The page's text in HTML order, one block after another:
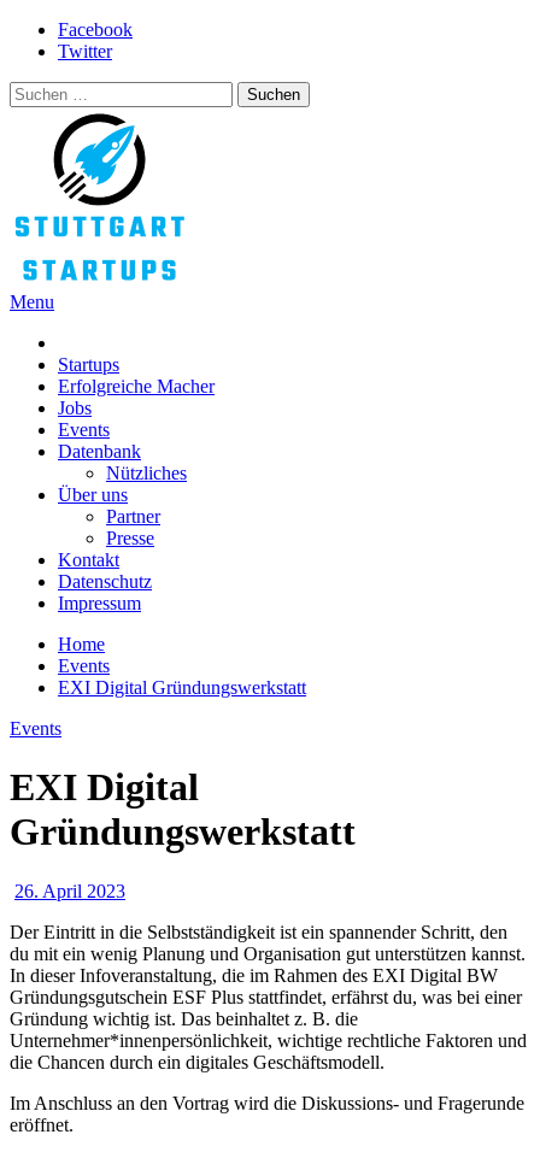
Skip
Facebook
Twitter
Suchen
nach:
Württemberg
Menu
Startups
Erfolgreiche Macher
Jobs
Events
Datenbank
Nützliches
Über uns
Partner
Presse
Kontakt
Datenschutz
Impressum
Home
Events
EXI Digital Gründungswerkstatt
Events
EXI Digital
Gründungswerkstatt
26. April 2023
Der Eintritt in die Selbstständigkeit ist ein spannender Schritt, den
du mit ein wenig Planung und Organisation gut unterstützen kannst.
In dieser Infoveranstaltung, die im Rahmen des EXI Digital BW
Gründungsgutschein ESF Plus stattfindet, erfährst du, was bei einer
Gründung wichtig ist. Das beinhaltet z. B. die
Unternehmer*innenpersönlichkeit, wichtige rechtliche Faktoren und
die Chancen durch ein digitales Geschäftsmodell.
Im Anschluss an den Vortrag wird die Diskussions- und Fragerunde
eröffnet.